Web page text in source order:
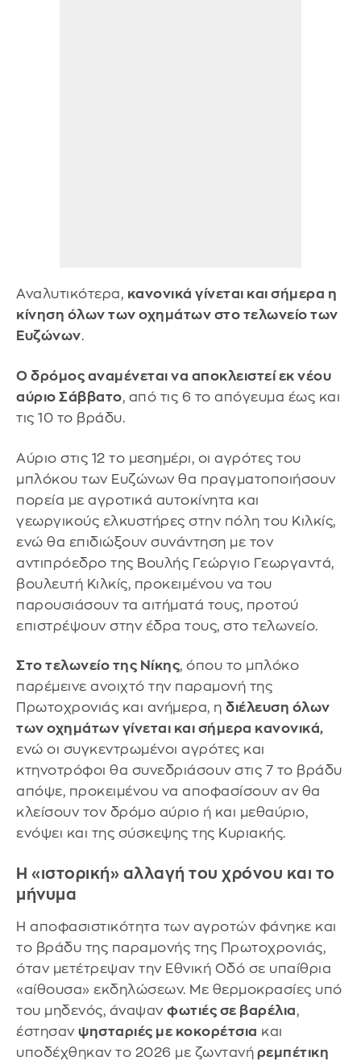
Αναλυτικότερα, κανονικά γίνεται και σήμερα η
κίνηση όλων των οχημάτων στο τελωνείο των
Ευζώνων.
Ο δρόμος αναμένεται να αποκλειστεί εκ νέου
αύριο Σάββατο, από τις 6 το απόγευμα έως και
τις 10 το βράδυ.
Αύριο στις 12 το μεσημέρι, οι αγρότες του
μπλόκου των Ευζώνων θα πραγματοποιήσουν
πορεία με αγροτικά αυτοκίνητα και
γεωργικούς ελκυστήρες στην πόλη του Κιλκίς,
ενώ θα επιδιώξουν συνάντηση με τον
αντιπρόεδρο της Βουλής Γεώργιο Γεωργαντά,
βουλευτή Κιλκίς, προκειμένου να του
παρουσιάσουν τα αιτήματά τους, προτού
επιστρέψουν στην έδρα τους, στο τελωνείο.
Στο τελωνείο της Νίκης, όπου το μπλόκο
παρέμεινε ανοιχτό την παραμονή της
Πρωτοχρονιάς και ανήμερα, η διέλευση όλων
των οχημάτων γίνεται και σήμερα κανονικά,
ενώ οι συγκεντρωμένοι αγρότες και
κτηνοτρόφοι θα συνεδριάσουν στις 7 το βράδυ
απόψε, προκειμένου να αποφασίσουν αν θα
κλείσουν τον δρόμο αύριο ή και μεθαύριο,
ενόψει και της σύσκεψης της Κυριακής.
Η «ιστορική» αλλαγή του χρόνου και το
μήνυμα
Η αποφασιστικότητα των αγροτών φάνηκε και
το βράδυ της παραμονής της Πρωτοχρονιάς,
όταν μετέτρεψαν την Εθνική Οδό σε υπαίθρια
«αίθουσα» εκδηλώσεων. Με θερμοκρασίες υπό
του μηδενός, άναψαν φωτιές σε βαρέλια,
έστησαν ψησταριές με κοκορέτσια και
υποδέχθηκαν το 2026 με ζωντανή ρεμπέτικη